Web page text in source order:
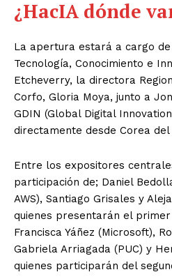
¿HacIA dónde
La apertura estará a cargo
Tecnología, Conocimiento e
Etcheverry, la directora
Corfo, Gloria Moya, junto a
GDIN (Global Digital
directamente desde Corea del
Entre los expositores
participación de; Daniel
AWS), Santiago Grisales y
quienes presentarán el
Francisca Yáñez (Microsoft),
Gabriela Arriagada (PUC) y
quienes participarán del